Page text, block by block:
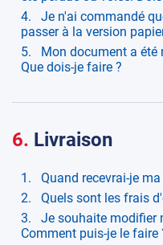
Je n'ai commandé
passer à la version
Mon document a été
Que dois-je faire ?
6. Livraison
Quand recevrai-je ma
Quels sont les frais
Je souhaite modifier
Comment puis-je le faire